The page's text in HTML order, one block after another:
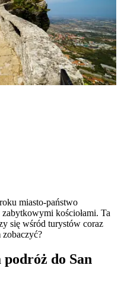
miasto-państwo
kościołami. Ta
się wśród turystów coraz
do San